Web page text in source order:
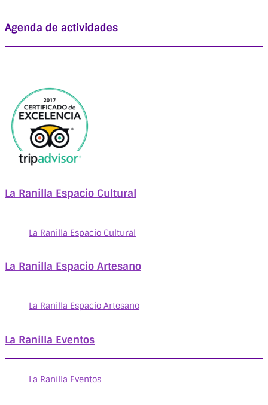
Agenda de actividades
La Ranilla Espacio Cultural
La Ranilla Espacio Cultural
La Ranilla Espacio Artesano
La Ranilla Espacio Artesano
La Ranilla Eventos
La Ranilla Eventos